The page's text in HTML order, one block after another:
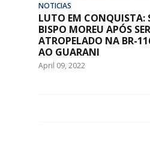
NOTICIAS
LUTO EM CONQUISTA:
BISPO MOREU APÓS SER
ATROPELADO NA BR-
AO GUARANI
April 09, 2022